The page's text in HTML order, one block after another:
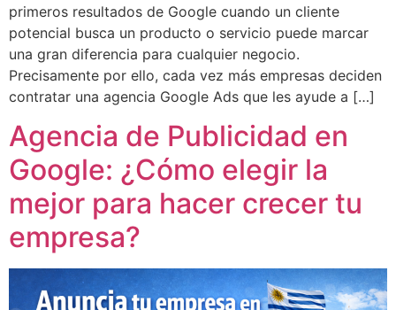
primeros resultados de Google cuando un cliente
potencial busca un producto o servicio puede marcar
una gran diferencia para cualquier negocio.
Precisamente por ello, cada vez más empresas deciden
contratar una agencia Google Ads que les ayude a […]
Agencia de Publicidad en
Google: ¿Cómo elegir la
mejor para hacer crecer tu
empresa?